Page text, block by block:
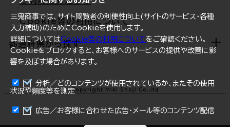
まとめて資料請求
三鬼商事では、サイト閲覧者の利便性向上(サイトのサービス・各種
入力補助)のためにCookieを使用します。
詳細についてはCookie等の利用についてをご確認ください。
Cookieをブロックすると、お客様へのサービスの提供や改善に影
響を及ぼす場合があります。
分析／どのコンテンツが使用されているか、またその使用
状況や頻度等を測定
広告／お客様に合わせた広告・メール等のコンテンツ配信
仙台
横浜
福岡
オフィスリポート
ログイン
Cookie等の利用について
都道府県から探す
北海道
青森県
Copyright Miki Shoji Co.,ltd